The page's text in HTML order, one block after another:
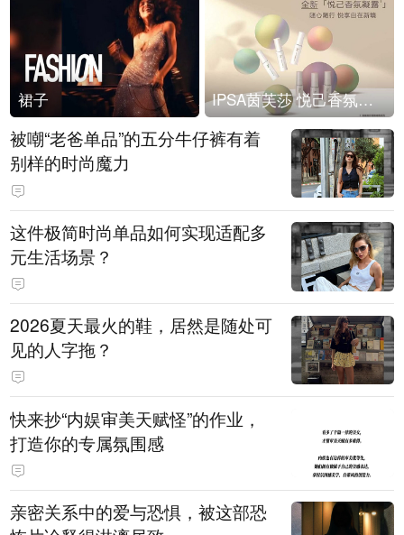
裙子 IPSA茵芙莎 悦己香氛凝露上市
被嘲“老爸单品”的五分牛仔裤有着
别样的时尚魔力
这件极简时尚单品如何实现适配多
元生活场景？
2026夏天最火的鞋，居然是随处可
见的人字拖？
快来抄“内娱审美天赋怪”的作业，
打造你的专属氛围感
亲密关系中的爱与恐惧，被这部恐